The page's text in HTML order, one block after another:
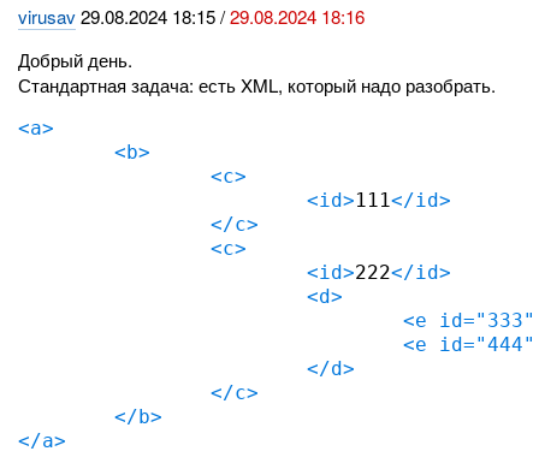
virusav29.08.2024 18:15 /29.08.2024 18:16
Добрый день.
Стандартная задача: есть XML, который надо разобрать.
<a>
<b>
<c>
<id>111</id>
</c>
<c>
<id>222</id>
<d>
<e
<e
</d>
</c>
</b>
</a>